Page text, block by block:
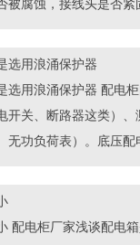
被腐蚀，接线头是否
选用浪涌保护器
选用浪涌保护器 配电
开关、断路器这类）
无功负荷表）。底压
配电柜厂家浅谈配电